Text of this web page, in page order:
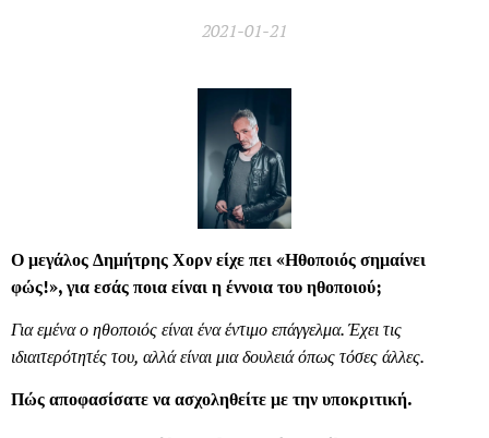
2021-01-21
Ο μεγάλος Δημήτρης Χορν είχε πει «Ηθοποιός σημαίνει
φώς!», για εσάς ποια είναι η έννοια του ηθοποιού;
Για εμένα ο ηθοποιός είναι ένα έντιμο επάγγελμα. Έχει τις
ιδιαιτερότητές του, αλλά είναι μια δουλειά όπως τόσες άλλες.
Πώς αποφασίσατε να ασχοληθείτε με την υποκριτική.